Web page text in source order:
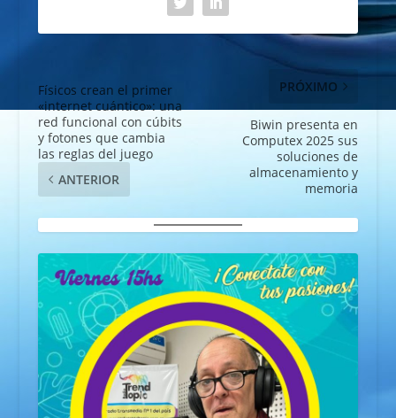
Físicos crean el primer
«internet cuántico»: una
red funcional con cúbits
y fotones que cambia
las reglas del juego
ANTERIOR
PRÓXIMO
Biwin presenta en
Computex 2025 sus
soluciones de
almacenamiento y
memoria